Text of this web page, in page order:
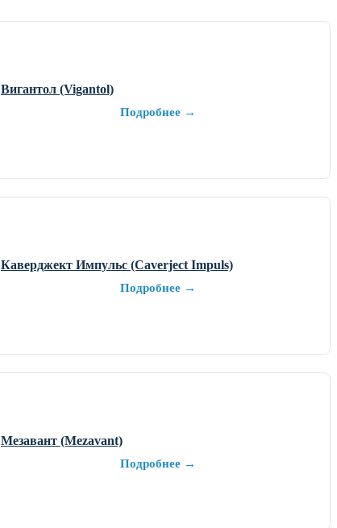
Вигантол (Vigantol)
Подробнее →
Каверджект Импульс (Caverject Impuls)
Подробнее →
Мезавант (Mezavant)
Подробнее →